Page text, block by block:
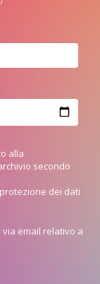
alla
secondo
dei dati
email relativo a